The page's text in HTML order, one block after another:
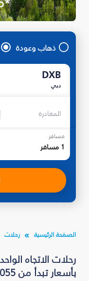
ذهاب وعودة
DXB
دبي
المغادرة
مسافر
1 مسافر
الصفحة الرئيسية رحلات
بأسعار تبدأ من AED 2,055* - فلاي دبي